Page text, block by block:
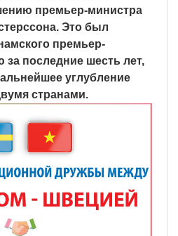
премьер-министра
Это был
премьер-
последние шесть лет,
углубление
странами.